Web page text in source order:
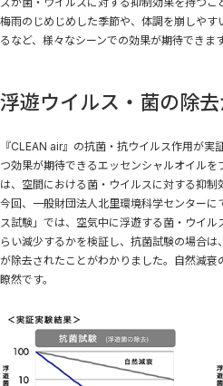
梅雨のじめじめした季節や、体調を崩しや
るなど、様々なシーンでの効果が期待できます
浮遊ウイルス・菌の除去
『CLEAN air』の抗菌・抗ウイルス作用が実
つ効果が期待できるエッセンシャルオイル
は、空間における菌・ウイルスに対する抑制
今回、一般財団法人北里環境科学センター
ス試験」では、空気中に浮遊する菌・ウイル
らい減少するかを検証し、抗菌試験の場合
が除去されたことがわかりました。自然減衰
瞭然です。